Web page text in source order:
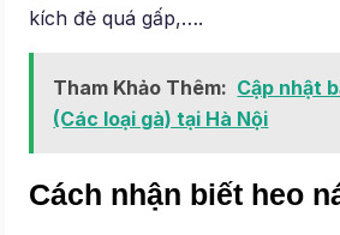
kích đẻ quá gấp,….
Tham Khảo Thêm: Cập nhật
(Các loại gà) tại Hà Nội
Cách nhận biết heo